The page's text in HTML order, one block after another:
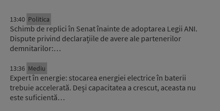
13:40 Politica
Schimb de replici în Senat înainte de adoptarea Legii ANI.
Dispute privind declarațiile de avere ale partenerilor
demnitarilor:…
13:36 Mediu
Expert în energie: stocarea energiei electrice în baterii
trebuie accelerată. Deși capacitatea a crescut, aceasta nu
este suficientă…